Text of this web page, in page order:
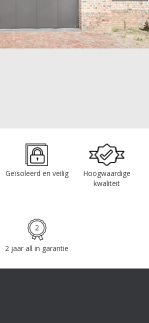
Geïsoleerd en veilig
Hoogwaardige
kwaliteit
2 jaar all in garantie